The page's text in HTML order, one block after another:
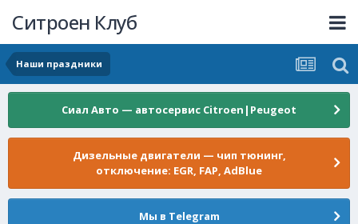
Ситроен Клуб
Наши праздники
Сиал Авто — автосервис Citroen|Peugeot
Дизельные двигатели — чип тюнинг,
отключение: EGR, FAP, AdBlue
Мы в Telegram